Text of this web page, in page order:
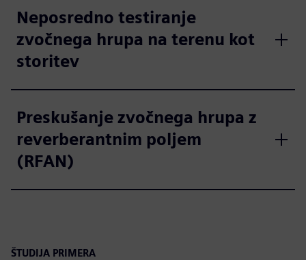
Neposredno testiranje
zvočnega hrupa na terenu kot
storitev
Preskušanje zvočnega hrupa z
reverberantnim poljem
(RFAN)
ŠTUDIJA PRIMERA